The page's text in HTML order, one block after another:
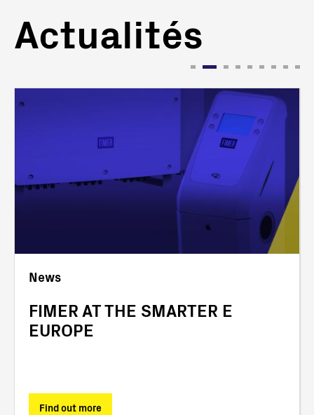
Actualités
News
FIMER AT THE SMARTER E
EUROPE
Find out more